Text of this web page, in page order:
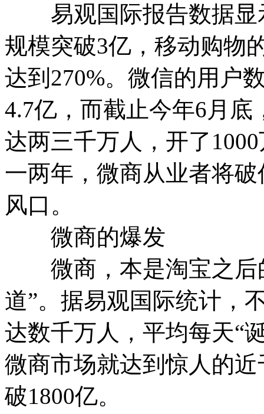
易观国际报告数据显
规模突破3亿，移动购物
达到270%。微信的用户
4.7亿，而截止今年6月
达两三千万人，开了
一两年，微商从业者将
风口。
微商的爆发
微商，本是淘宝之后
道”。据易观国际统计，
达数千万人，平均每天“
微商市场就达到惊人的
破1800亿。